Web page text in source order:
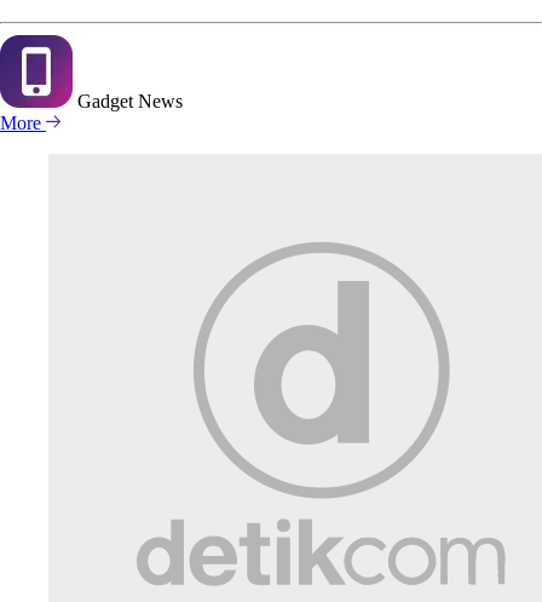
GadgetNews
More